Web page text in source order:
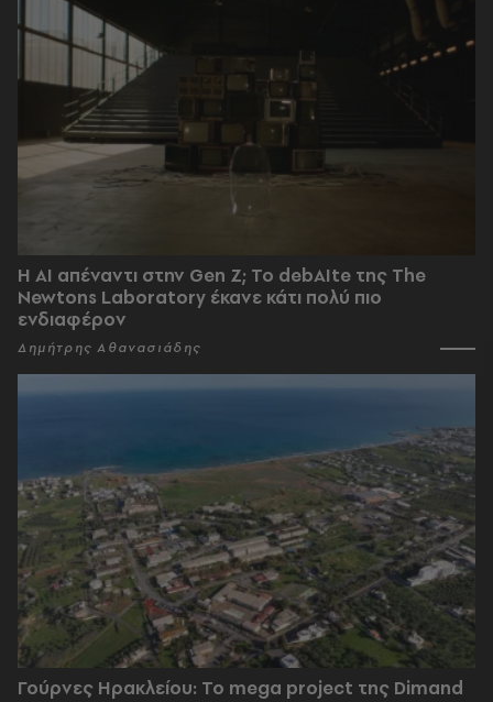
Η AI απέναντι στην Gen Z; Το debAIte της The
Newtons Laboratory έκανε κάτι πολύ πιο
ενδιαφέρον
Δημήτρης Αθανασιάδης
Γούρνες Ηρακλείου: To mega project της Dimand